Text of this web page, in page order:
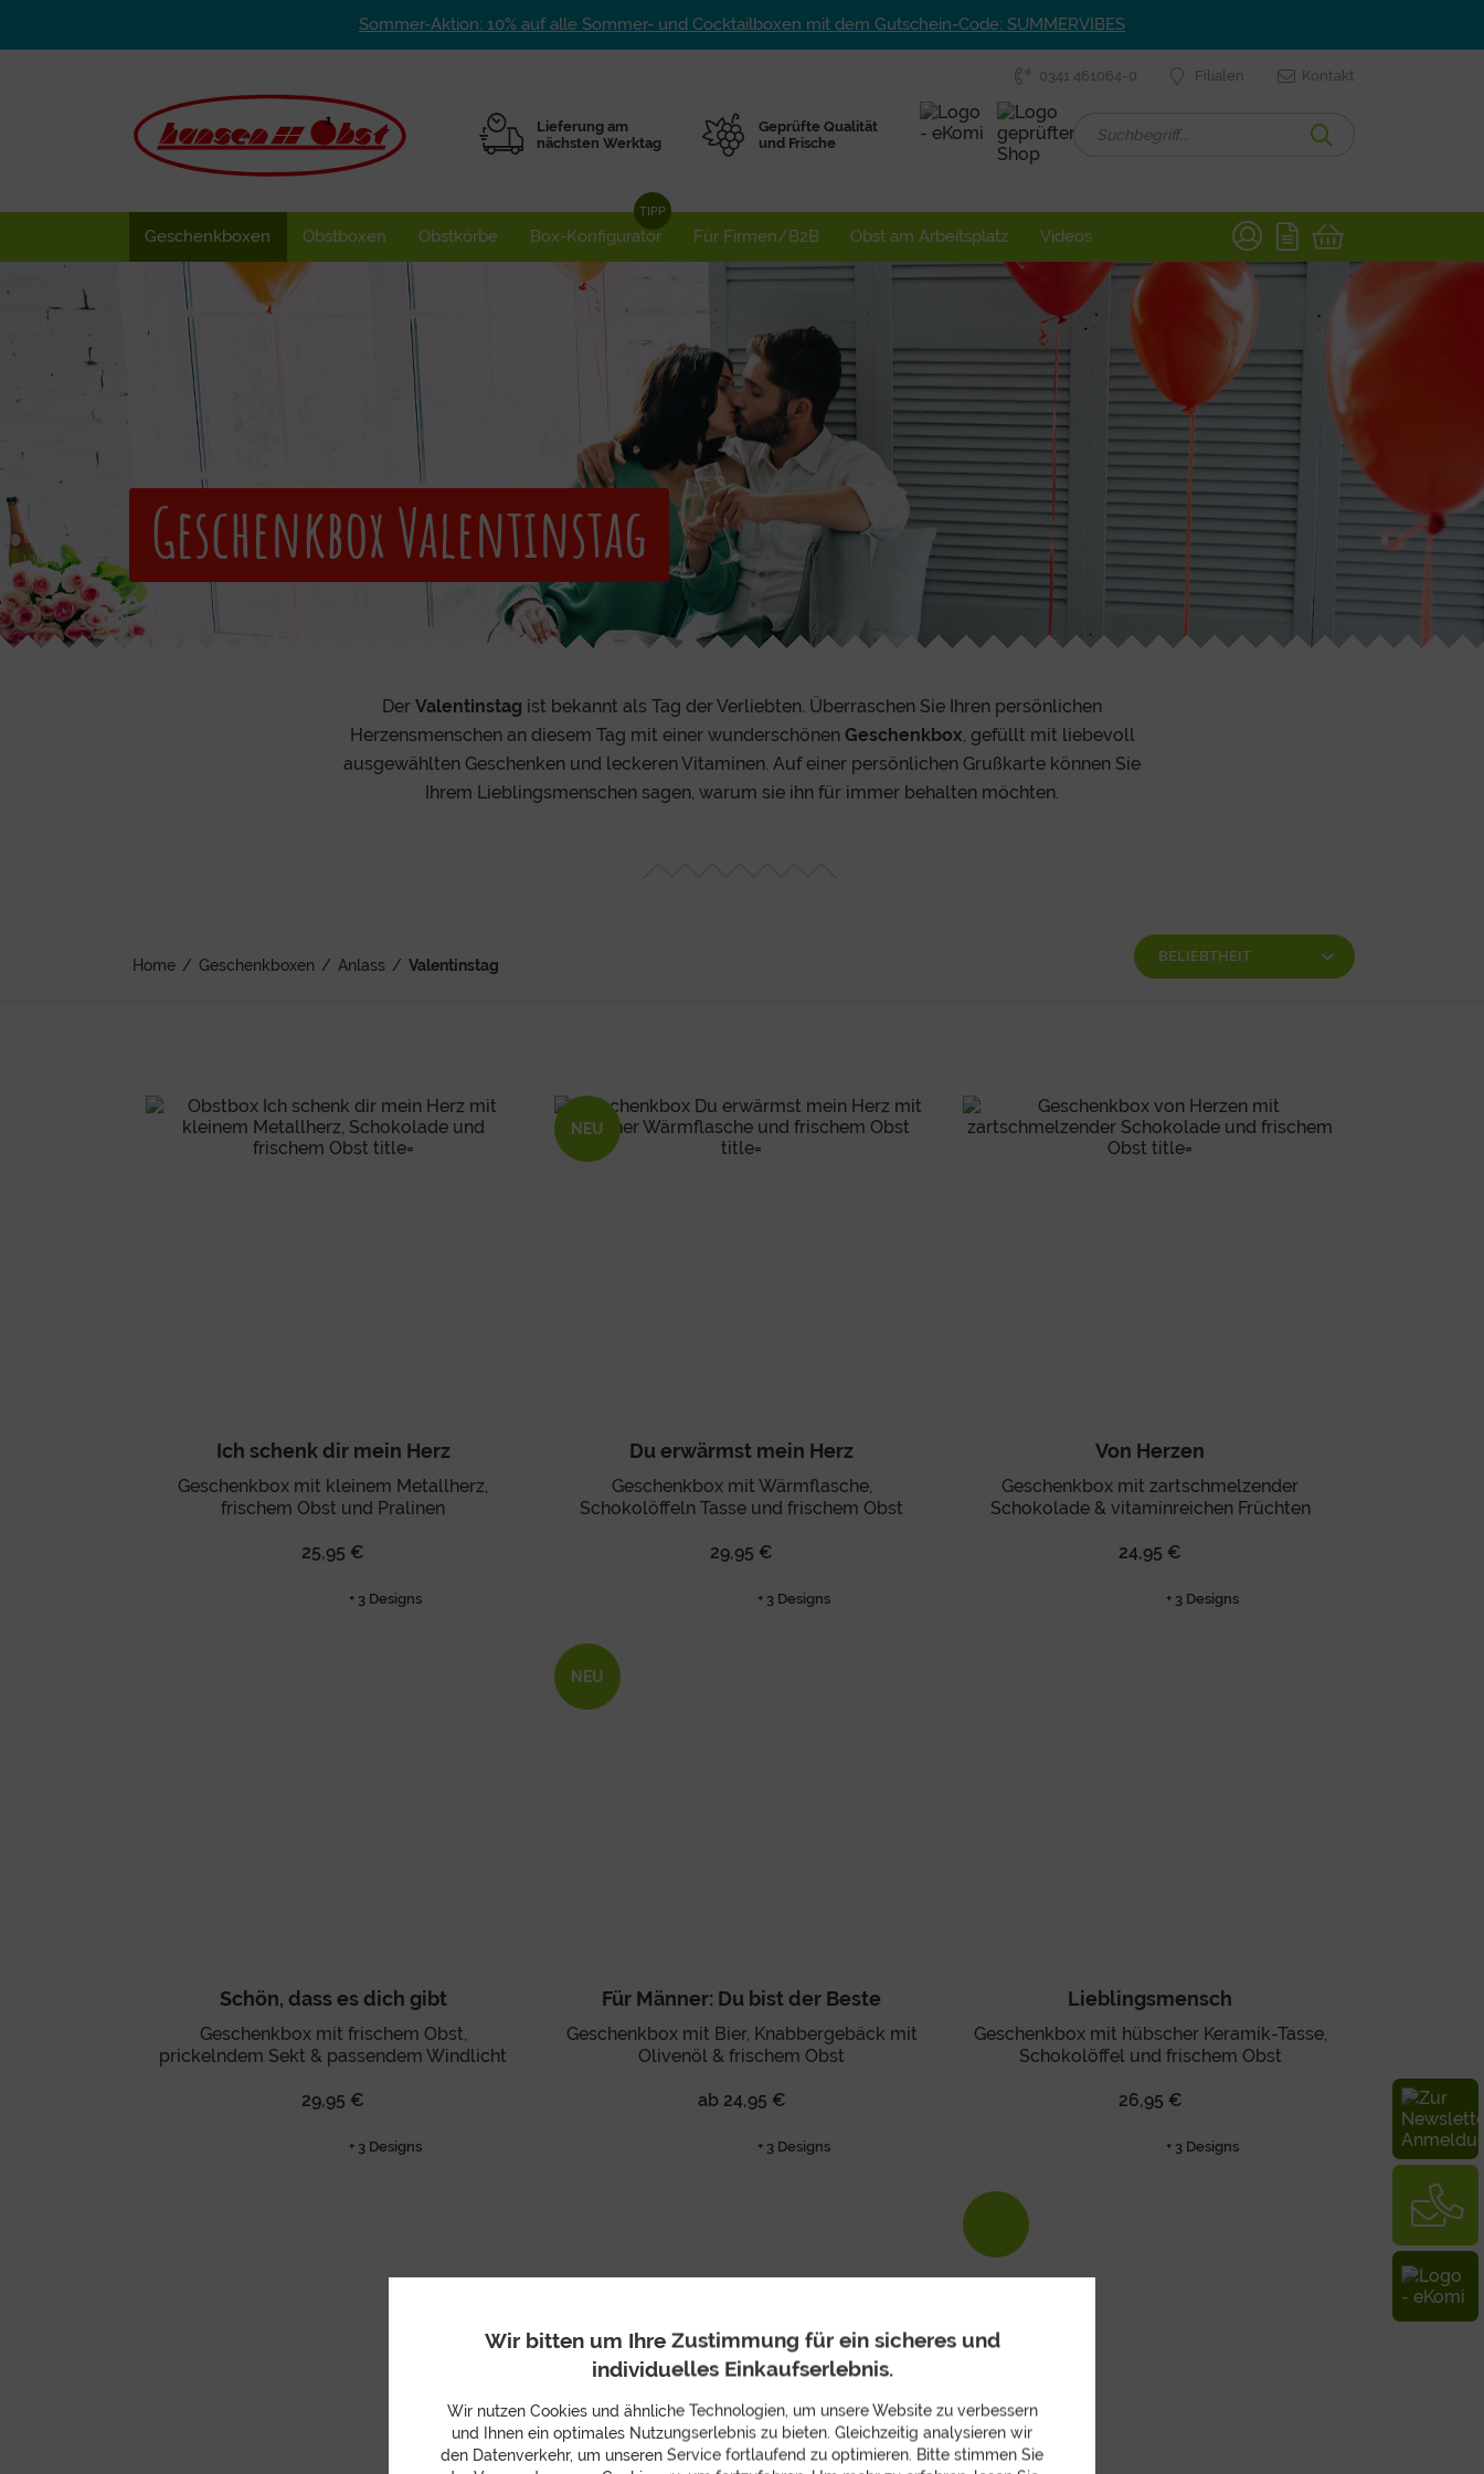
Sommer-Aktion: 10% auf alle Sommer- und Cocktailboxen mit dem Gutschein-Code: SUMMERVIBES
0341 461064-0 Filialen Kontakt
Lieferung am
nächsten Werktag
Geprüfte Qualität
und Frische
Geschenkboxen Obstboxen Obstkörbe Box-Konfigurator Für Firmen/B2B Obst am Arbeitsplatz Videos
Geschenkbox Valentinstag
Der Valentinstag ist bekannt als Tag der Verliebten. Überraschen Sie Ihren persönlichen
Herzensmenschen an diesem Tag mit einer wunderschönen Geschenkbox, gefüllt mit liebevoll
ausgewählten Geschenken und leckeren Vitaminen. Auf einer persönlichen Grußkarte können Sie
Ihrem Lieblingsmenschen sagen, warum sie ihn für immer behalten möchten.
Home / Geschenkboxen / Anlass / Valentinstag
Ich schenk dir mein Herz
Geschenkbox mit kleinem Metallherz,
frischem Obst und Pralinen
25,95 €
+ 3 Designs
NEU
Du erwärmst mein Herz
Geschenkbox mit Wärmflasche,
Schokolöffeln Tasse und frischem Obst
29,95 €
+ 3 Designs
Von Herzen
Geschenkbox mit zartschmelzender
Schokolade & vitaminreichen Früchten
24,95 €
+ 3 Designs
Schön, dass es dich gibt
Geschenkbox mit frischem Obst,
prickelndem Sekt & passendem Windlicht
29,95 €
+ 3 Designs
NEU
Für Männer: Du bist der Beste
Geschenkbox mit Bier, Knabbergebäck mit
Olivenöl & frischem Obst
ab 24,95 €
+ 3 Designs
Lieblingsmensch
Geschenkbox mit hübscher Keramik-Tasse,
Schokolöffel und frischem Obst
26,95 €
+ 3 Designs
Wir bitten um Ihre Zustimmung für ein sicheres und
individuelles Einkaufserlebnis.
Wir nutzen Cookies und ähnliche Technologien, um unsere Website zu verbessern
und Ihnen ein optimales Nutzungserlebnis zu bieten. Gleichzeitig analysieren wir
den Datenverkehr, um unseren Service fortlaufend zu optimieren. Bitte stimmen Sie